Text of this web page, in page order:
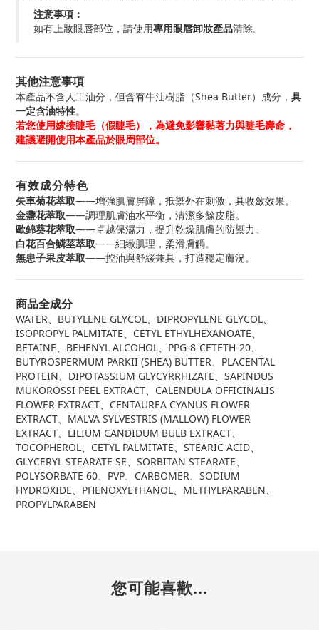
注意事項：
如有上妝眼唇部位，請使用專用眼唇卸妝產品清除。
其他注意事項
本產品不含人工油分， 但含有牛油樹脂（Shea Butter） 成分， 具
一定含油特性。
若您使用嫁接睫毛（假睫毛）
，為避免影響黏著力與睫毛壽命，
建議避開使用本產品於眼周部位。
有效成分特色
矢車菊花萃取——增強肌膚屏障，抵禦外在刺激，具收斂效果。
金盞花萃取——調理肌膚油水平衡，清潔多餘皮脂。
歐錦葵花萃取——卓越保濕力，提升乾燥肌膚的防禦力。
白花百合鱗莖萃取——細緻肌理，柔滑膚觸。
無患子果皮萃取——控油與舒緩兼具，打造穩定膚況。
商品全成分
WATER、BUTYLENE GLYCOL、DIPROPYLENE GLYCOL、
ISOPROPYL PALMITATE、CETYL ETHYLHEXANOATE、
BETAINE、BEHENYL ALCOHOL、PPG-8-CETETH-20、
BUTYROSPERMUM PARKII (SHEA) BUTTER、PLACENTAL
PROTEIN、DIPOTASSIUM GLYCYRRHIZATE、SAPINDUS
MUKOROSSI PEEL EXTRACT、CALENDULA OFFICINALIS
FLOWER EXTRACT、CENTAUREA CYANUS FLOWER
EXTRACT、MALVA SYLVESTRIS (MALLOW) FLOWER
EXTRACT、LILIUM CANDIDUM BULB EXTRACT、
TOCOPHEROL、CETYL PALMITATE、STEARIC ACID、
GLYCERYL STEARATE SE、SORBITAN STEARATE、
POLYSORBATE 60、PVP、CARBOMER、SODIUM
HYDROXIDE、PHENOXYETHANOL、METHYLPARABEN、
PROPYLPARABEN
您可能喜歡...